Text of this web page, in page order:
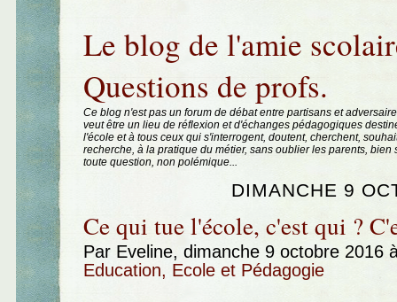
Le blog de l'amie
Questions de profs.
Ce blog n'est pas un forum de débat entre partisans et
veut être un lieu de réflexion et d'échanges pédagogiques
l'école et à tous ceux qui s'interrogent, doutent, cherchent,
recherche, à la pratique du métier, sans oublier les parents, bien
toute question, non polémique...
DIMANCHE 9
Ce qui tue l'école, c'est qui ?
Par Eveline, dimanche 9 octobre 2016
Education, Ecole et Pédagogie